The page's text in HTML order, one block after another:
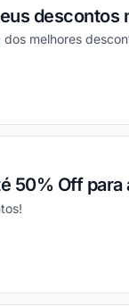
descontos
melhores
50% Off